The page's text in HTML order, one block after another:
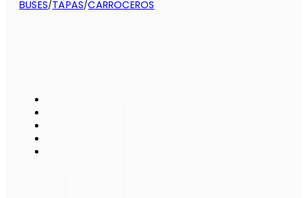
BUSES/TAPAS/CARROCEROS